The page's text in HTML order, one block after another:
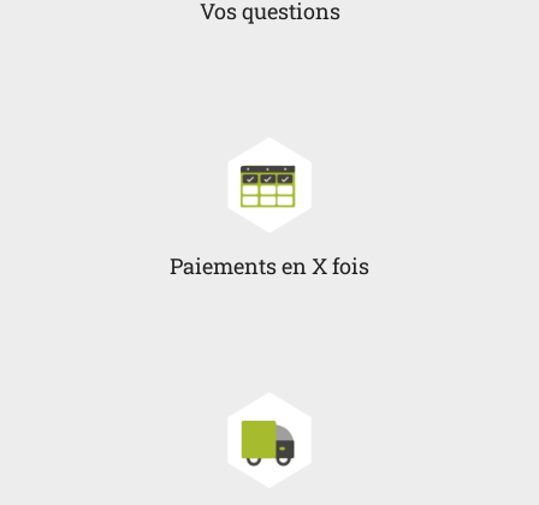
Vos questions
Paiements en X fois